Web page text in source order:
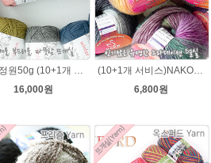
겨울정원50g (10+1개 증정)윈터가든 캐시미어처럼 가벼운 뜨개실 따뜻하고 부드러운 털실
16,000원
(10+1개 서비스)NAKO 오슬로울 그라데이션 털실 Oslo wool 뜨개실 나코오슬로울실
6,800원